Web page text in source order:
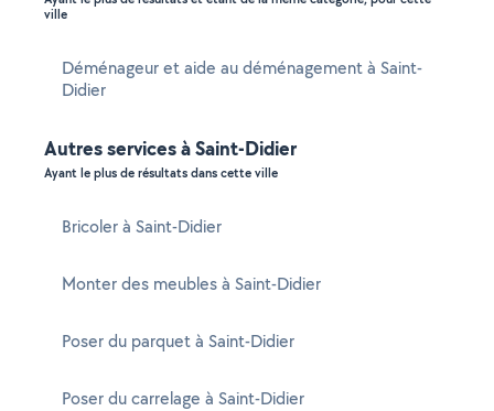
ville
Déménageur et aide au déménagement à Saint-
Didier
Autres services à Saint-Didier
Ayant le plus de résultats dans cette ville
Bricoler à Saint-Didier
Monter des meubles à Saint-Didier
Poser du parquet à Saint-Didier
Poser du carrelage à Saint-Didier